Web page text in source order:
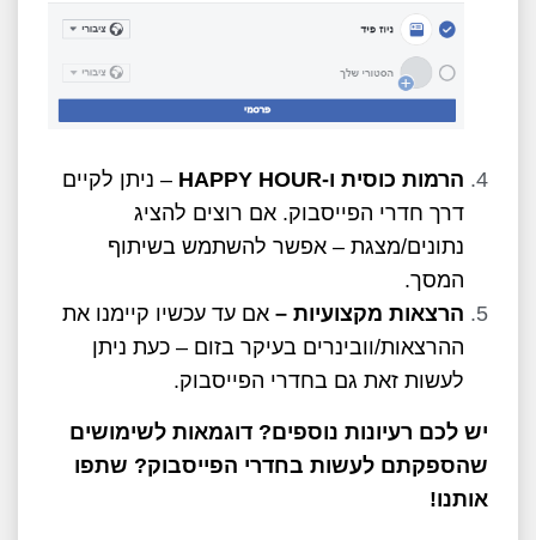
הרמות כוסית ו-HAPPY HOUR – ניתן לקיים
דרך חדרי הפייסבוק. אם רוצים להציג
נתונים/מצגת – אפשר להשתמש בשיתוף
המסך.
הרצאות מקצועיות – אם עד עכשיו קיימנו את
ההרצאות/וובינרים בעיקר בזום – כעת ניתן
לעשות זאת גם בחדרי הפייסבוק.
יש לכם רעיונות נוספים? דוגמאות לשימושים
שהספקתם לעשות בחדרי הפייסבוק? שתפו
אותנו!